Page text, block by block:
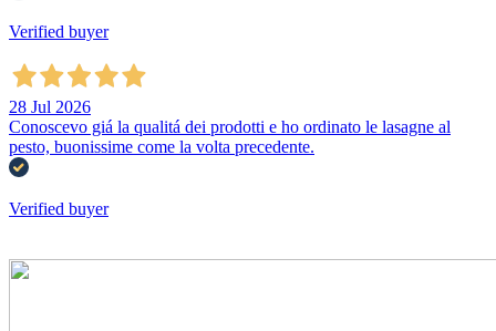
Verified buyer
28 Jul 2026
Conoscevo giá la qualitá dei prodotti e ho ordinato le lasagne al
pesto, buonissime come la volta precedente.
Verified buyer